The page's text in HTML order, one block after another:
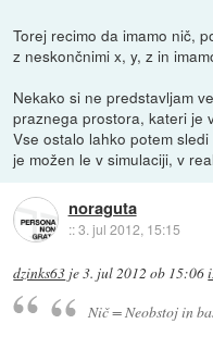
Torej recimo da imamo nič,
z neskončnimi x, y, z in
Nekako si ne predstavljam
praznega prostora, kateri je
Vse ostalo lahko potem
je možen le v simulaciji, v
noraguta
::3. jul 2012, 15:15
dzinks63 je3. jul 2012 ob 15:06
Nič = Neobstoj in